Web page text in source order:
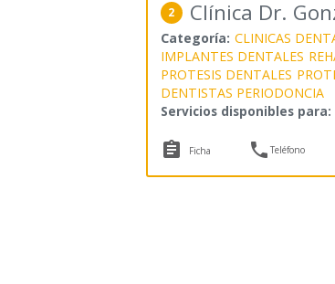
2 Clínica Dr.
Categoría: CLINICAS
IMPLANTES DENTALES
PROTESIS DENTALES
DENTISTAS PERIODONCIA
Servicios disponibles para:
 Ficha Teléfono